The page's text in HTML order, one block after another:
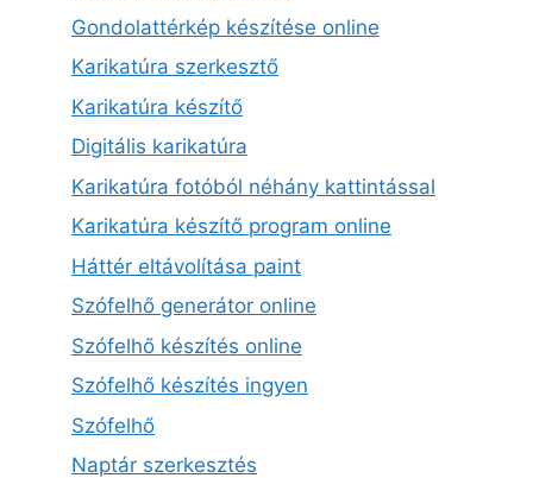
Gondolattérkép készítése online
Karikatúra szerkesztő
Karikatúra készítő
Digitális karikatúra
Karikatúra fotóból néhány kattintással
Karikatúra készítő program online
Háttér eltávolítása paint
Szófelhő generátor online
Szófelhő készítés online
Szófelhő készítés ingyen
Szófelhő
Naptár szerkesztés